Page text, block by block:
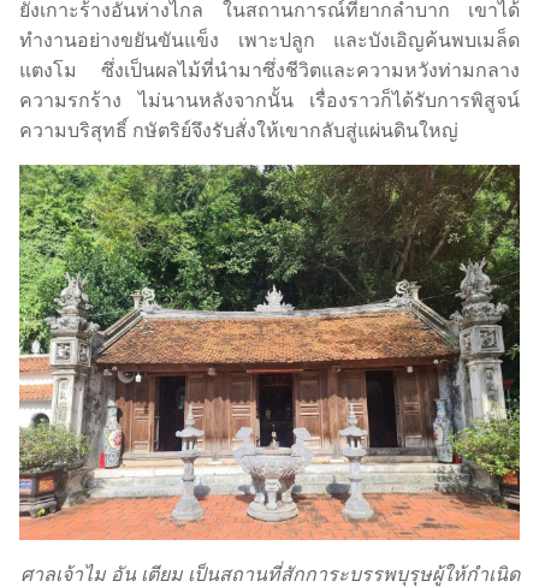
ยังเกาะร้างอันห่างไกล ในสถานการณ์ที่ยากลำบาก เขาได้
ทำงานอย่างขยันขันแข็ง เพาะปลูก และบังเอิญค้นพบเมล็ด
แตงโม ซึ่งเป็นผลไม้ที่นำมาซึ่งชีวิตและความหวังท่ามกลาง
ความรกร้าง ไม่นานหลังจากนั้น เรื่องราวก็ได้รับการพิสูจน์
ความบริสุทธิ์ กษัตริย์จึงรับสั่งให้เขากลับสู่แผ่นดินใหญ่
ศาลเจ้าไม อัน เตียม เป็นสถานที่สักการะบรรพบุรุษผู้ให้กำเนิด